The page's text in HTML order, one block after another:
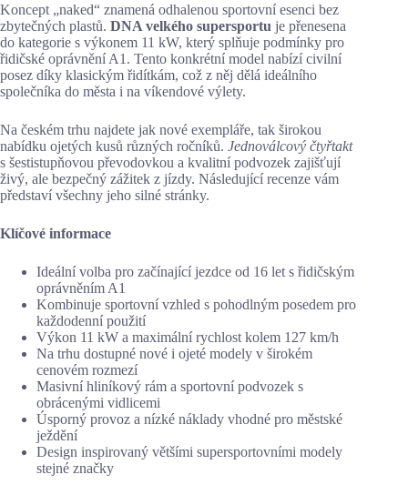
Koncept „naked“ znamená odhalenou sportovní esenci bez
zbytečných plastů. DNA velkého supersportu je přenesena
do kategorie s výkonem 11 kW, který splňuje podmínky pro
řidičské oprávnění A1. Tento konkrétní model nabízí civilní
posez díky klasickým řidítkám, což z něj dělá ideálního
společníka do města i na víkendové výlety.
Na českém trhu najdete jak nové exempláře, tak širokou
nabídku ojetých kusů různých ročníků. Jednoválcový čtyřtakt
s šestistupňovou převodovkou a kvalitní podvozek zajišťují
živý, ale bezpečný zážitek z jízdy. Následující recenze vám
představí všechny jeho silné stránky.
Klíčové informace
Ideální volba pro začínající jezdce od 16 let s řidičským
oprávněním A1
Kombinuje sportovní vzhled s pohodlným posedem pro
každodenní použití
Výkon 11 kW a maximální rychlost kolem 127 km/h
Na trhu dostupné nové i ojeté modely v širokém
cenovém rozmezí
Masivní hliníkový rám a sportovní podvozek s
obrácenými vidlicemi
Úsporný provoz a nízké náklady vhodné pro městské
ježdění
Design inspirovaný většími supersportovními modely
stejné značky